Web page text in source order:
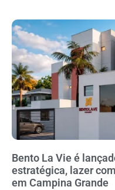
Bento La Vie é
estratégica, lazer
em Campina Grande